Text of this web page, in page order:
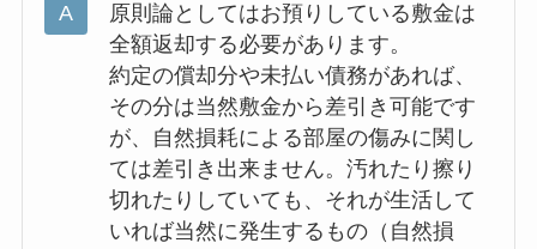
原則論としてはお預りしている敷金は
全額返却する必要があります。
約定の償却分や未払い債務があれば、
その分は当然敷金から差引き可能です
が、自然損耗による部屋の傷みに関し
ては差引き出来ません。汚れたり擦り
切れたりしていても、それが生活して
いれば当然に発生するもの（自然損